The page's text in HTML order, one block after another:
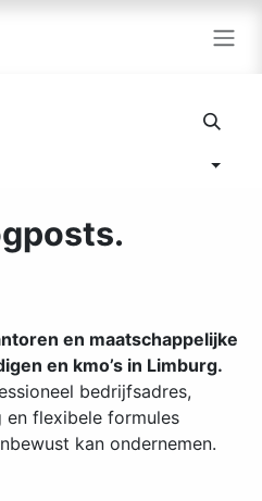
en maatschappelijke
en kmo’s in Limburg.
bedrijfsadres,
flexibele formules
kan ondernemen.